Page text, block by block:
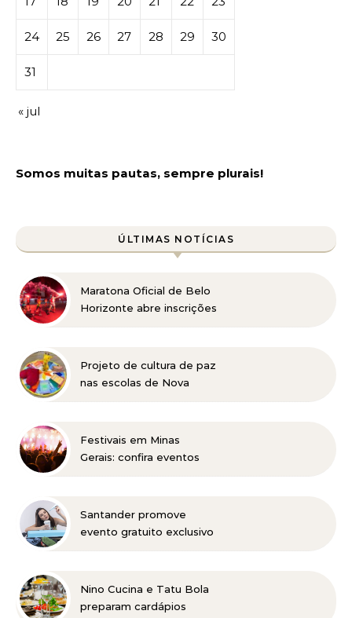
24 25 26 27 28 29 30
31
« jul
Somos muitas pautas, sempre plurais!
ÚLTIMAS NOTÍCIAS
Maratona Oficial de Belo
Horizonte abre inscrições
Projeto de cultura de paz
nas escolas de Nova
Festivais em Minas
Gerais: confira eventos
setembro
Santander promove
evento gratuito exclusivo
Horizonte
Nino Cucina e Tatu Bola
preparam cardápios